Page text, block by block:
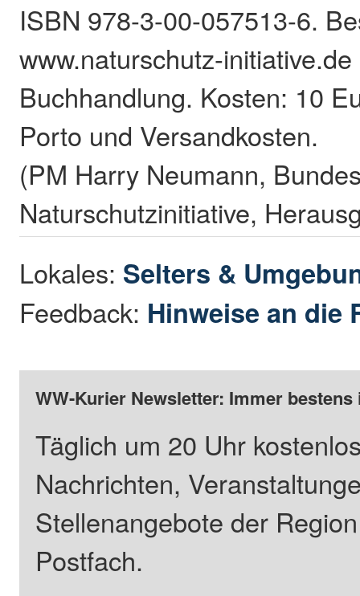
ISBN 978-3-00-057513-6.
www.naturschutz-
Buchhandlung. Kosten: 10
Porto und Versandkosten.
(PM Harry Neumann,
Naturschutzinitiative,
Lokales: Selters &
Feedback: Hinweise an die
WW-Kurier Newsletter: Immer
Täglich um 20 Uhr
Nachrichten,
Stellenangebote der
Postfach.